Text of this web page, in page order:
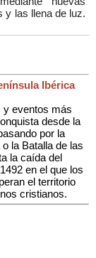
y las llena de luz.
Ibérica
y eventos más
desde la
por la
la Batalla de las
la caída del
en el que los
el territorio
cristianos.